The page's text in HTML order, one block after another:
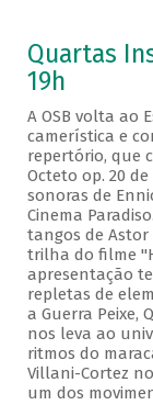
Quartas
19h
A OSB volta ao
camerística e
repertório, que
Octeto op. 20
sonoras de
Cinema
tangos de Astor
trilha do filme
apresentação
repletas de
a Guerra Peixe,
nos leva ao
ritmos do
Villani-Cortez
um dos